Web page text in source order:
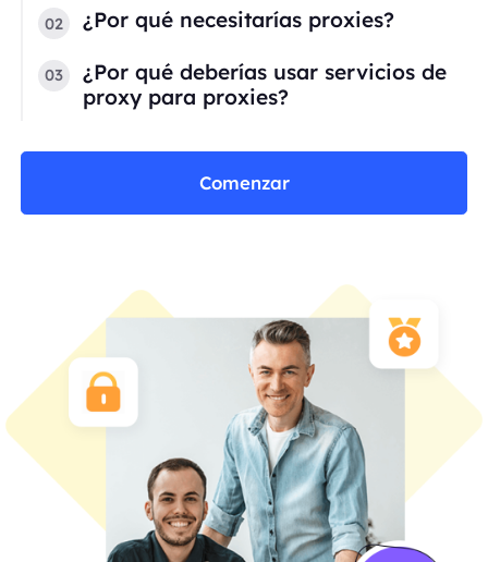
02 ¿Por qué necesitarías proxies?
03
¿Por qué deberías usar servicios de
proxy para proxies?
Comenzar